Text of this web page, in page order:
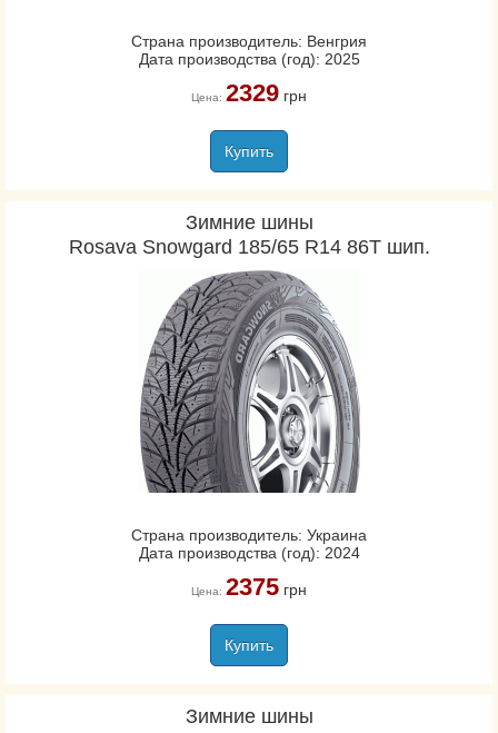
Страна производитель: Венгрия
Дата производства (год): 2025
Цена: 2329грн
Купить
Зимние шины
Rosava Snowgard 185/65 R14 86T шип.
Страна производитель: Украина
Дата производства (год): 2024
Цена: 2375грн
Купить
Зимние шины